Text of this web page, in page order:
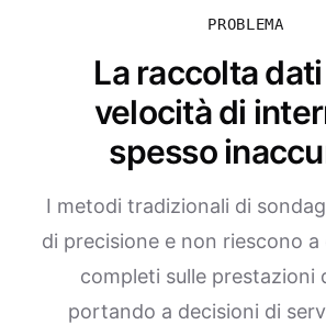
PROBLEMA
La raccolta
velocità di
spesso
I metodi tradizionali di
di precisione e non riescono
completi sulle prestazioni
portando a decisioni di